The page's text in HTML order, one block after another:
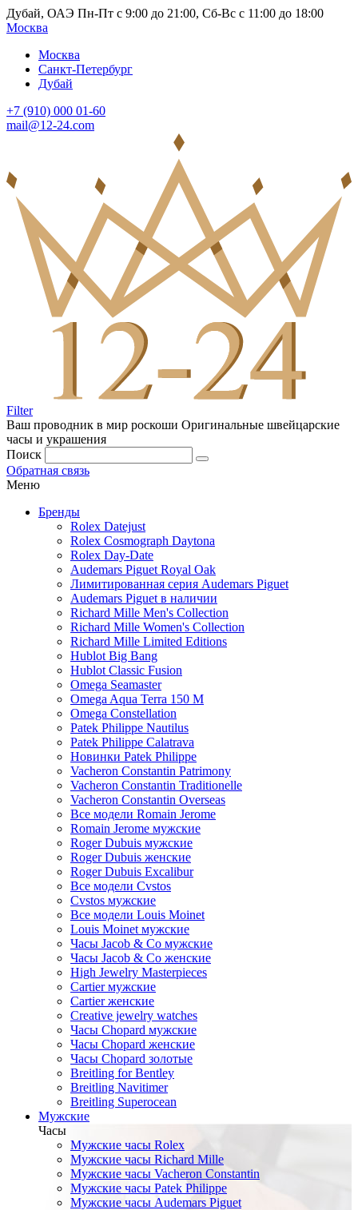
Дубай, ОАЭ Пн-Пт с 9:00 до 21:00, Сб-Вс с 11:00 до 18:00
Москва
Москва
Санкт-Петербург
Дубай
+7 (910) 000 01-60
mail@12-24.com
Filter
Ваш проводник в мир роскоши Оригинальные швейцарские
часы и украшения
Поиск
Обратная связь
Меню
Бренды
Rolex Datejust
Rolex Cosmograph Daytona
Rolex Day-Date
Audemars Piguet Royal Oak
Лимитированная серия Audemars Piguet
Audemars Piguet в наличии
Richard Mille Men's Collection
Richard Mille Women's Collection
Richard Mille Limited Editions
Hublot Big Bang
Hublot Classic Fusion
Omega Seamaster
Omega Aqua Terra 150 M
Omega Constellation
Patek Philippe Nautilus
Patek Philippe Calatrava
Новинки Patek Philippe
Vacheron Constantin Patrimony
Vacheron Constantin Traditionelle
Vacheron Constantin Overseas
Все модели Romain Jerome
Romain Jerome мужские
Roger Dubuis мужские
Roger Dubuis женские
Roger Dubuis Excalibur
Все модели Cvstos
Cvstos мужские
Все модели Louis Moinet
Louis Moinet мужские
Часы Jacob & Co мужские
Часы Jacob & Co женские
High Jewelry Masterpieces
Cartier мужские
Cartier женские
Creative jewelry watches
Часы Chopard мужские
Часы Сhopard женские
Часы Сhopard золотые
Breitling for Bentley
Breitling Navitimer
Breitling Superocean
Мужские
Часы
Мужские часы Rolex
Мужские часы Richard Mille
Мужские часы Vacheron Constantin
Мужские часы Patek Philippe
Мужские часы Audemars Piguet